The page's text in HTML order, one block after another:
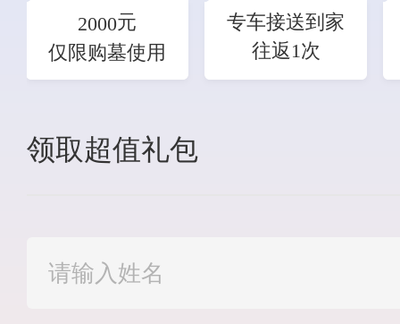
2000元
仅限购墓使用
专车接送到家
往返1次
领取超值礼包